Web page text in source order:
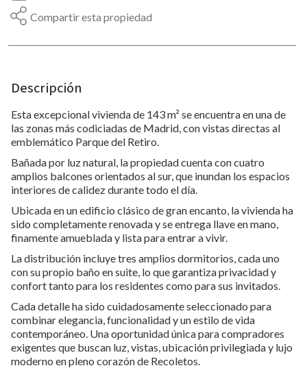
Compartir esta propiedad
Descripción
Esta excepcional vivienda de 143 m² se encuentra en una de
las zonas más codiciadas de Madrid, con vistas directas al
emblemático Parque del Retiro.
Bañada por luz natural, la propiedad cuenta con cuatro
amplios balcones orientados al sur, que inundan los espacios
interiores de calidez durante todo el día.
Ubicada en un edificio clásico de gran encanto, la vivienda ha
sido completamente renovada y se entrega llave en mano,
finamente amueblada y lista para entrar a vivir.
La distribución incluye tres amplios dormitorios, cada uno
con su propio baño en suite, lo que garantiza privacidad y
confort tanto para los residentes como para sus invitados.
Cada detalle ha sido cuidadosamente seleccionado para
combinar elegancia, funcionalidad y un estilo de vida
contemporáneo. Una oportunidad única para compradores
exigentes que buscan luz, vistas, ubicación privilegiada y lujo
moderno en pleno corazón de Recoletos.